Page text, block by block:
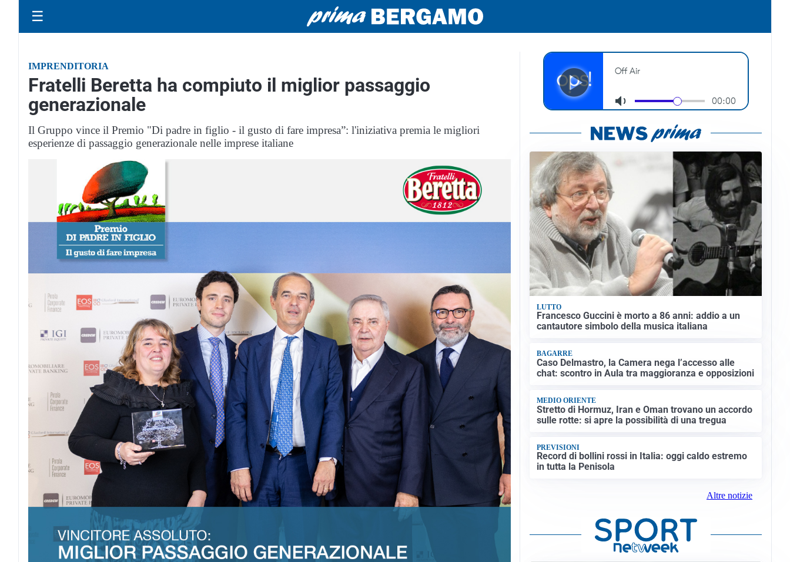
☰
IMPRENDITORIA
Fratelli Beretta ha compiuto il miglior passaggio
generazionale
Il Gruppo vince il Premio "Di padre in figlio - il gusto di fare impresa”: l'iniziativa premia le migliori
esperienze di passaggio generazionale nelle imprese italiane
LUTTO
Francesco Guccini è morto a 86 anni: addio a un
cantautore simbolo della musica italiana
BAGARRE
Caso Delmastro, la Camera nega l’accesso alle
chat: scontro in Aula tra maggioranza e opposizioni
MEDIO ORIENTE
Stretto di Hormuz, Iran e Oman trovano un accordo
sulle rotte: si apre la possibilità di una tregua
PREVISIONI
Record di bollini rossi in Italia: oggi caldo estremo
in tutta la Penisola
Altre notizie